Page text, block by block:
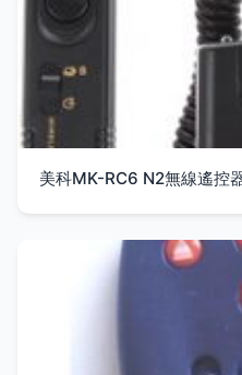
美科MK-RC6 N2無線遙控